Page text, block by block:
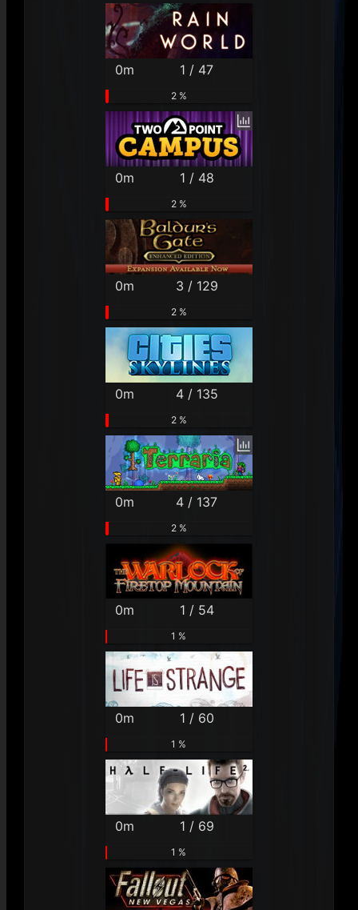
0m 1 / 47
2 %
0m 1 / 48
2 %
0m 3 / 129
2 %
0m 4 / 135
2 %
0m 4 / 137
2 %
0m 1 / 54
1 %
0m 1 / 60
1 %
0m 1 / 69
1 %